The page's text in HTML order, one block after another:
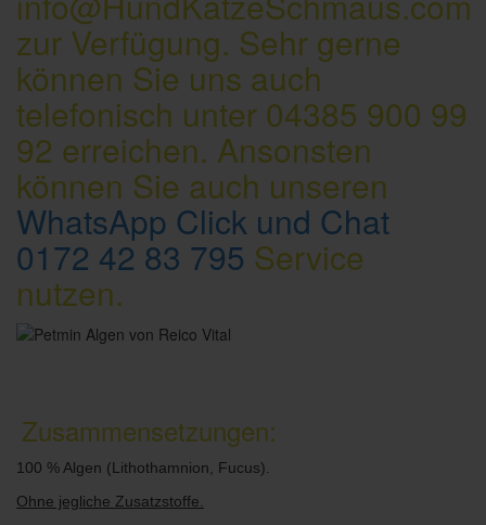
zur Verfügung. Sehr gerne
können Sie uns auch
telefonisch unter 04385 900 99
92 erreichen. Ansonsten
können Sie auch unseren
WhatsApp Click und Chat
0172 42 83 795 Service
nutzen.
Zusammensetzungen:
100 % Algen (Lithothamnion, Fucus).
Ohne jegliche Zusatzstoffe.